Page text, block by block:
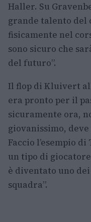
Haller. Su
grande talento del
fisicamente nel
sono sicuro che
del futuro”.
Il flop di Kluivert
era pronto per il
sicuramente ora,
giovanissimo,
Faccio l’esempio
un tipo di
è diventato uno
squadra”.